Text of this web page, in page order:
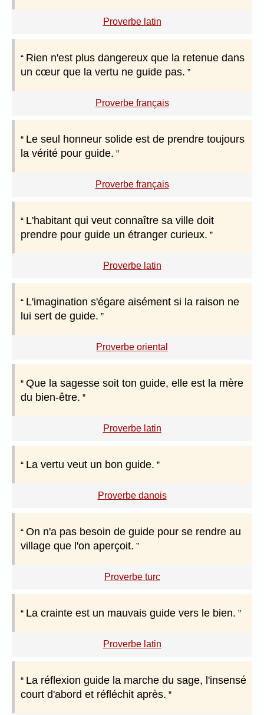
Proverbe latin
Rien n'est plus dangereux que la retenue dans
un cœur que la vertu ne guide pas.
Proverbe français
Le seul honneur solide est de prendre toujours
la vérité pour guide.
Proverbe français
L'habitant qui veut connaître sa ville doit
prendre pour guide un étranger curieux.
Proverbe latin
L'imagination s'égare aisément si la raison ne
lui sert de guide.
Proverbe oriental
Que la sagesse soit ton guide, elle est la mère
du bien-être.
Proverbe latin
La vertu veut un bon guide.
Proverbe danois
On n'a pas besoin de guide pour se rendre au
village que l'on aperçoit.
Proverbe turc
La crainte est un mauvais guide vers le bien.
Proverbe latin
La réflexion guide la marche du sage, l'insensé
court d'abord et réfléchit après.